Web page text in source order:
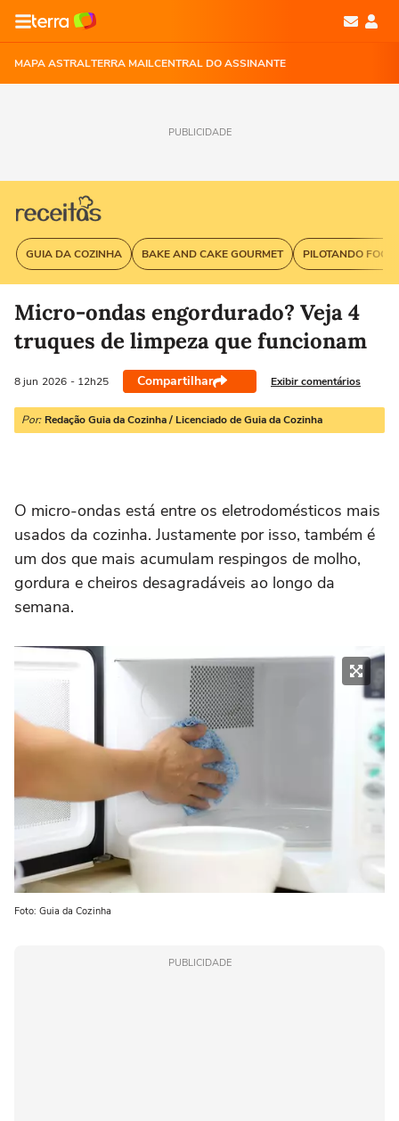
MAPA ASTRALTERRA MAILCENTRAL DO ASSINANTE
PUBLICIDADE
GUIA DA COZINHA BAKE AND CAKE GOURMET PILOTANDO
Micro-ondas engordurado? Veja 4
truques de limpeza que funcionam
8 jun 2026 - 12h25 Compartilhar Exibir comentários
Por: Redação Guia da Cozinha / Licenciado de Guia da Cozinha
O micro-ondas está entre os eletrodomésticos mais
usados da cozinha. Justamente por isso, também é
um dos que mais acumulam respingos de molho,
gordura e cheiros desagradáveis ao longo da
semana.
Foto: Guia da Cozinha
PUBLICIDADE